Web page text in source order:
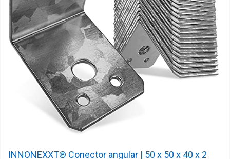
INNONEXXT® Conector angular | 50 x 50 x 40 x 2